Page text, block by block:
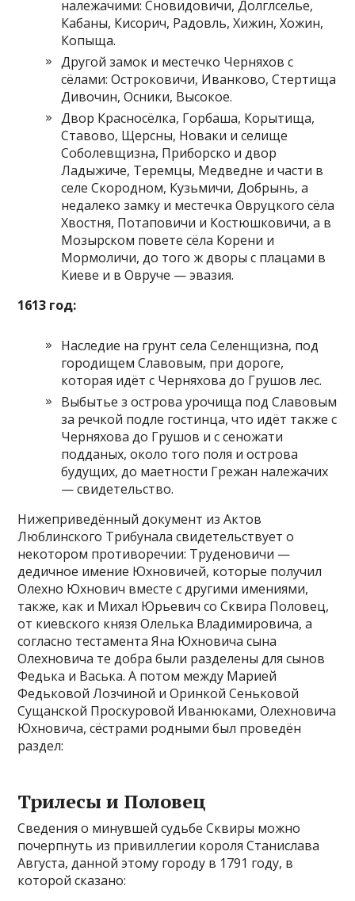
належачими: Сновидовичи, Долглселье,
Кабаны, Кисорич, Радовль, Хижин, Хожин,
Копыща.
Другой замок и местечко Черняхов с
сёлами: Остроковичи, Иванково, Стертища
Дивочин, Осники, Высокое.
Двор Красносёлка, Горбаша, Корытища,
Ставово, Щерсны, Новаки и селище
Соболевщизна, Приборско и двор
Ладыжиче, Теремцы, Медведне и части в
селе Скородном, Кузьмичи, Добрынь, а
недалеко замку и местечка Овруцкого сёла
Хвостня, Потаповичи и Костюшковичи, а в
Мозырском повете сёла Корени и
Мормоличи, до того ж дворы с плацами в
Киеве и в Овруче — эвазия.
1613 год:
Наследие на грунт села Селенщизна, под
городищем Славовым, при дороге,
которая идёт с Черняхова до Грушов лес.
Выбытье з острова урочища под Славовым
за речкой подле гостинца, что идёт также с
Черняхова до Грушов и с сеножати
подданых, около того поля и острова
будущих, до маетности Грежан належачих
— свидетельство.
Нижеприведённый документ из Актов
Люблинского Трибунала свидетельствует о
некотором противоречии: Труденовичи —
дедичное имение Юхновичей, которые получил
Олехно Юхнович вместе с другими имениями,
также, как и Михал Юрьевич со Сквира Половец,
от киевского князя Олелька Владимировича, а
согласно тестамента Яна Юхновича сына
Олехновича те добра были разделены для сынов
Федька и Васька. А потом между Марией
Федьковой Лозчиной и Оринкой Сеньковой
Сущанской Проскуровой Иванюками, Олехновича
Юхновича, сёстрами родными был проведён
раздел:
Трилесы и Половец
Сведения о минувшей судьбе Сквиры можно
почерпнуть из привиллегии короля Станислава
Августа, данной этому городу в 1791 году, в
которой сказано: